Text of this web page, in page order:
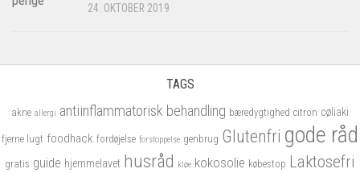
24. OKTOBER 2019
TAGS
akne allergi antiinflammatorisk behandling bæredygtighed citron cøliaki
fjerne lugt foodhack fordøjelse forstoppelse genbrug Glutenfri gode råd
gratis guide hjemmelavet husråd kløe kokosolie købestop Laktosefri
1-2 gange om måneden får du en mail med de
Du kan til hver en tid afmelde dig nyhedsbrevet.
Navn